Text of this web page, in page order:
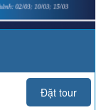
Đặt tour